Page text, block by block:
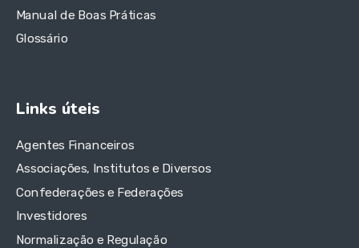
Manual de Boas Práticas
Glossário
Links úteis
Agentes Financeiros
Associações, Institutos e Diversos
Confederações e Federações
Investidores
Normalização e Regulação